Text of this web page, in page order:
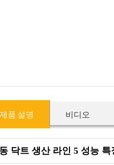
제품 설명 비디오
닥트 생산 라인 5 성능 특